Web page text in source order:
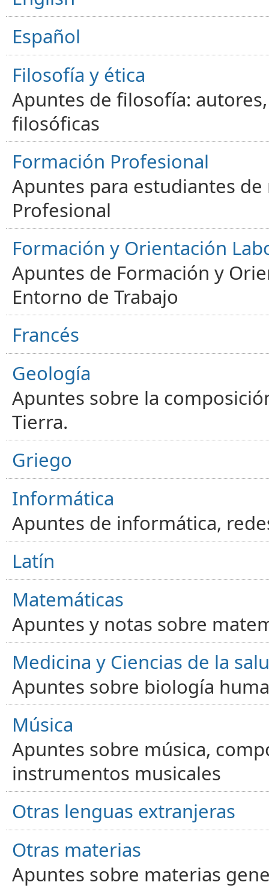
Español
Filosofía y ética
Apuntes de filosofía:
filosóficas
Formación Profesional
Apuntes para estudiantes
Profesional
Formación y Orientación
Apuntes de Formación y
Entorno de Trabajo
Francés
Geología
Apuntes sobre la
Tierra.
Griego
Informática
Apuntes de informática,
Latín
Matemáticas
Apuntes y notas sobre
Medicina y Ciencias de la
Apuntes sobre biología
Música
Apuntes sobre música,
instrumentos musicales
Otras lenguas extranjeras
Otras materias
Apuntes sobre materias